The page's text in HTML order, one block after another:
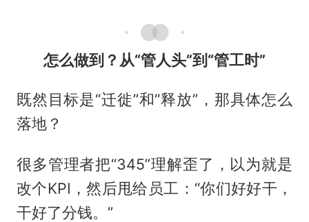
怎么做到？从“管人头”到“管工时”
既然目标是“迁徙”和“释放”，那具体怎么
落地？
很多管理者把“345”理解歪了，以为就是
改个KPI，然后甩给员工：“你们好好干，
干好了分钱。”